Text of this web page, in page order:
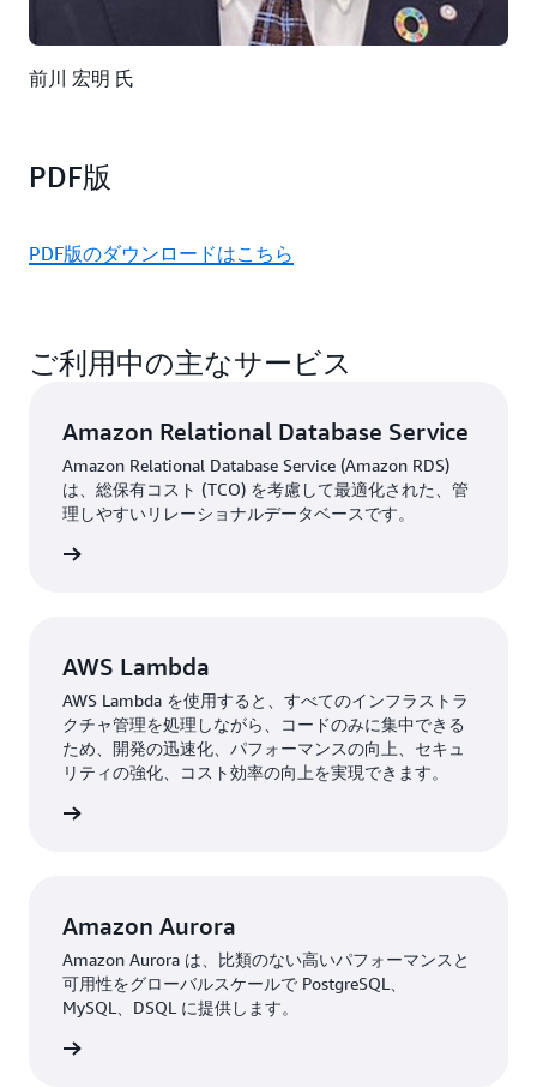
前川 宏明 氏
PDF版
PDF版のダウンロードはこちら
ご利用中の主なサービス
Amazon Relational Database Service
Amazon Relational Database Service (Amazon RDS)
は、総保有コスト (TCO) を考慮して最適化された、管
理しやすいリレーショナルデータベースです。
AWS Lambda
AWS Lambda を使用すると、すべてのインフラストラ
クチャ管理を処理しながら、コードのみに集中できる
ため、開発の迅速化、パフォーマンスの向上、セキュ
リティの強化、コスト効率の向上を実現できます。
Amazon Aurora
Amazon Aurora は、比類のない高いパフォーマンスと
可用性をグローバルスケールで PostgreSQL、
MySQL、DSQL に提供します。